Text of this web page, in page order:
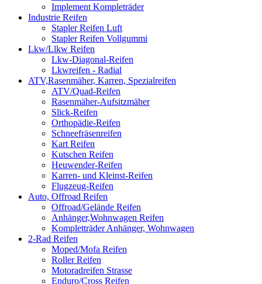
Implement Kompleträder
Industrie Reifen
Stapler Reifen Luft
Stapler Reifen Vollgummi
Lkw/Llkw Reifen
Lkw-Diagonal-Reifen
Lkwreifen - Radial
ATV,Rasenmäher, Karren, Spezialreifen
ATV/Quad-Reifen
Rasenmäher-Aufsitzmäher
Slick-Reifen
Orthopädie-Reifen
Schneefräsenreifen
Kart Reifen
Kutschen Reifen
Heuwender-Reifen
Karren- und Kleinst-Reifen
Flugzeug-Reifen
Auto, Offroad Reifen
Offroad/Gelände Reifen
Anhänger,Wohnwagen Reifen
Kompletträder Anhänger, Wohnwagen
2-Rad Reifen
Moped/Mofa Reifen
Roller Reifen
Motoradreifen Strasse
Enduro/Cross Reifen